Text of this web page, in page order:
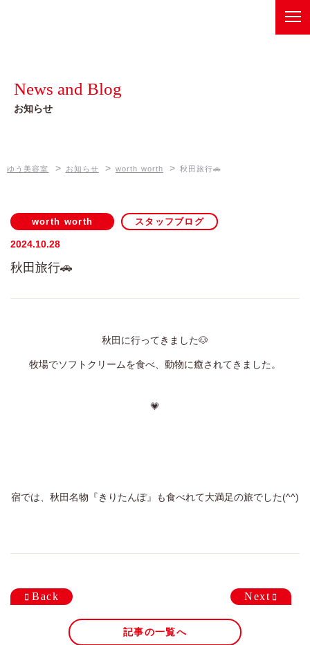
ベルジュバンスボヌールスパ
Unity
coco Porte
お知らせ
Company
会社概要
お問い合わせは、各店舗へ
025-229-2483
025-275-2711
worth worth
営業時間9:00~18:00
worth worth cure
025-384-0023
News and Blog
お知らせ
ゆう美容室 > お知らせ > worth worth > 秋田旅行🚗
worth worth スタッフブログ
2024.10.28
秋田旅行🚗
秋田に行ってきました🐶
牧場でソフトクリームを食べ、動物に癒されてきました。
💗
宿では、秋田名物『きりたんぽ』も食べれて大満足の旅でした(^^)
Back
記事の一覧へ
Next